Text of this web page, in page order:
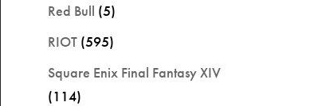
Red Bull (5)
RIOT (595)
Square Enix Final Fantasy XIV
(114)